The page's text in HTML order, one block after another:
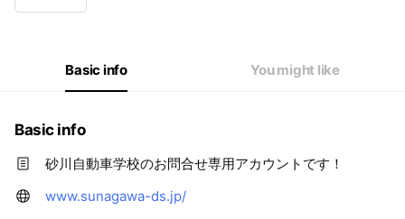
Basic info You might like
Basic info
砂川自動車学校のお問合せ専用アカウントです！
www.sunagawa-ds.jp/